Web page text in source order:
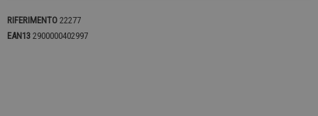
RIFERIMENTO 22277
EAN13 2900000402997